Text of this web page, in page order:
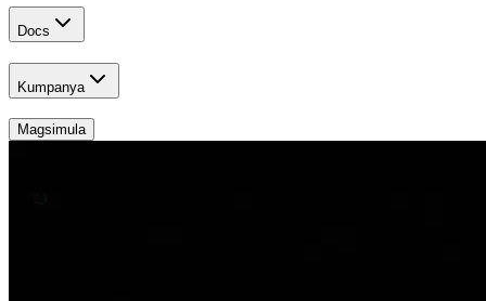
Docs
Kumpanya
Magsimula